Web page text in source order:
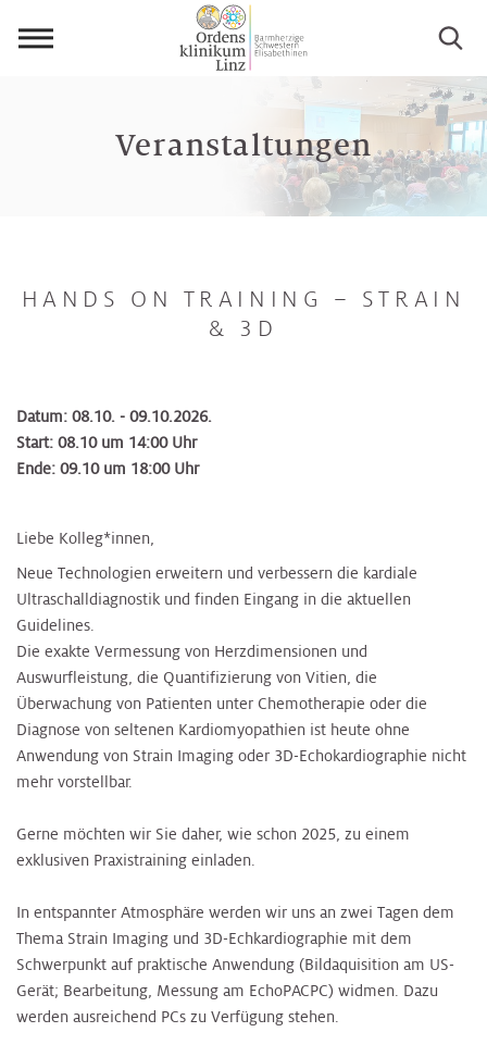
Veranstaltungen
HANDS ON TRAINING – STRAIN
& 3D
Datum: 08.10. - 09.10.2026.
Start: 08.10 um 14:00 Uhr
Ende: 09.10 um 18:00 Uhr
Liebe Kolleg*innen,
Neue Technologien erweitern und verbessern die kardiale
Ultraschalldiagnostik und finden Eingang in die aktuellen
Guidelines.
Die exakte Vermessung von Herzdimensionen und
Auswurfleistung, die Quantifizierung von Vitien, die
Überwachung von Patienten unter Chemotherapie oder die
Diagnose von seltenen Kardiomyopathien ist heute ohne
Anwendung von Strain Imaging oder 3D-Echokardiographie nicht
mehr vorstellbar.
Gerne möchten wir Sie daher, wie schon 2025, zu einem
exklusiven Praxistraining einladen.
In entspannter Atmosphäre werden wir uns an zwei Tagen dem
Thema Strain Imaging und 3D-Echkardiographie mit dem
Schwerpunkt auf praktische Anwendung (Bildaquisition am US-
Gerät; Bearbeitung, Messung am EchoPACPC) widmen. Dazu
werden ausreichend PCs zu Verfügung stehen.